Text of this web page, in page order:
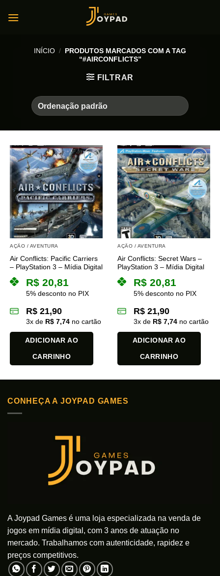
INÍCIO / PRODUTOS MARCADOS COM A TAG
“#AIRCONFLICTS”
FILTRAR
AÇÃO / AVENTURA
Air Conflicts: Pacific Carriers
– PlayStation 3 – Mídia Digital
R$ 20,81
5% desconto no PIX
R$ 21,90
3x de R$ 7,74 no cartão
ADICIONAR AO
CARRINHO
AÇÃO / AVENTURA
Air Conflicts: Secret Wars –
PlayStation 3 – Mídia Digital
R$ 20,81
5% desconto no PIX
R$ 21,90
3x de R$ 7,74 no cartão
ADICIONAR AO
CARRINHO
CONHEÇA A JOYPAD GAMES
A Joypad Games é uma loja especializada na venda de
jogos em mídia digital, com 3 anos de atuação no
mercado. Trabalhamos com autenticidade, rapidez e
preços competitivos.